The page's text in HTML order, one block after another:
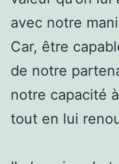
avec notre
Car, être
de notre
notre capacité
tout en lui